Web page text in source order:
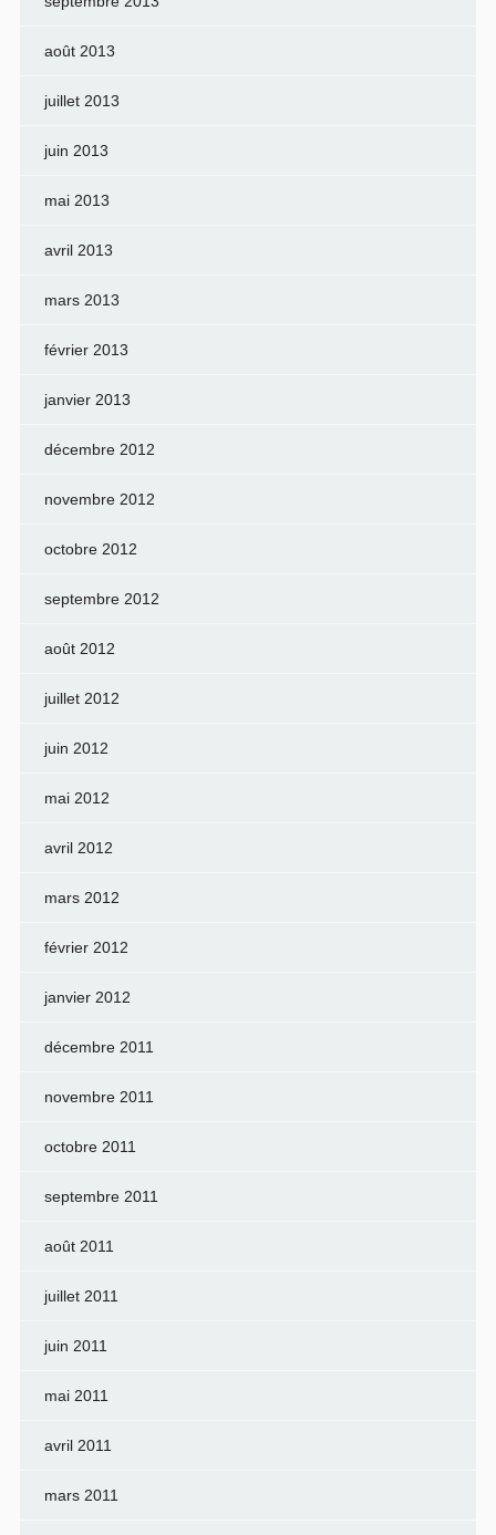
août 2013
juillet 2013
juin 2013
mai 2013
avril 2013
mars 2013
février 2013
janvier 2013
décembre 2012
novembre 2012
octobre 2012
septembre 2012
août 2012
juillet 2012
juin 2012
mai 2012
avril 2012
mars 2012
février 2012
janvier 2012
décembre 2011
novembre 2011
octobre 2011
septembre 2011
août 2011
juillet 2011
juin 2011
mai 2011
avril 2011
mars 2011